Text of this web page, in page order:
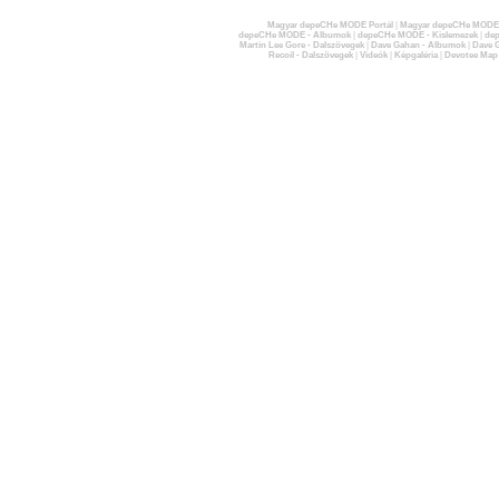
Magyar depeCHe MODE Portál
Magyar depeCHe
depeCHe MODE - Albumok| depeCHe MODE - Kislemezek|
Martin Lee Gore - Dalszövegek| Dave Gahan - Albumok|
Dave
Recoil - Dalszövegek| Videók| Képgaléria| Devotee Map